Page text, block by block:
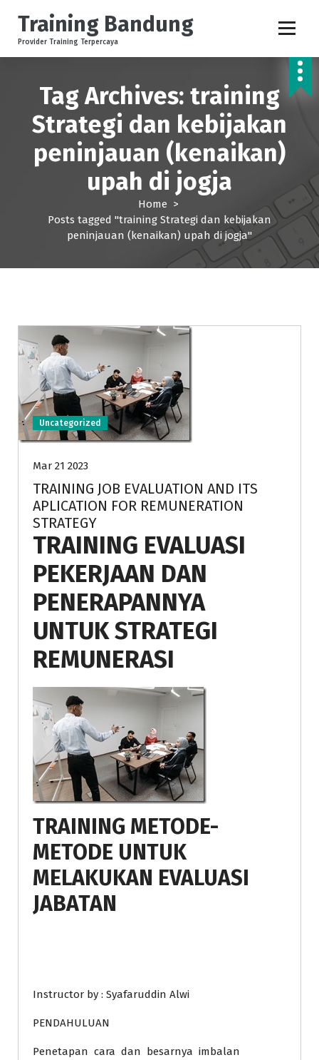
p
Training Bandung
Provider Training Terpercaya
Tag Archives: training
Strategi dan kebijakan
peninjauan (kenaikan)
upah di jogja
Home >
Posts tagged "training Strategi dan kebijakan
peninjauan (kenaikan) upah di jogja"
Uncategorized
Mar 21 2023
TRAINING JOB EVALUATION AND ITS
APLICATION FOR REMUNERATION
STRATEGY
TRAINING EVALUASI
PEKERJAAN DAN
PENERAPANNYA
UNTUK STRATEGI
REMUNERASI
TRAINING METODE-
METODE UNTUK
MELAKUKAN EVALUASI
JABATAN
Instructor by : Syafaruddin Alwi
PENDAHULUAN
Penetapan cara dan besarnya imbalan